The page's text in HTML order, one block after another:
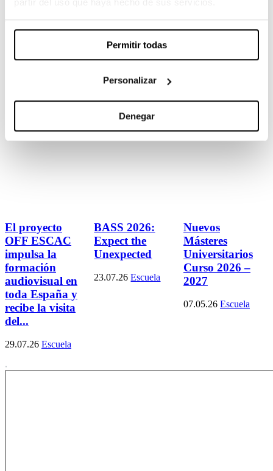
Permitir todas
Personalizar
Denegar
El proyecto
OFF ESCAC
impulsa la
formación
audiovisual en
toda España y
recibe la visita
del...
29.07.26 Escuela
BASS 2026:
Expect the
Unexpected
23.07.26 Escuela
Nuevos
Másteres
Universitarios
Curso 2026 –
2027
07.05.26 Escuela